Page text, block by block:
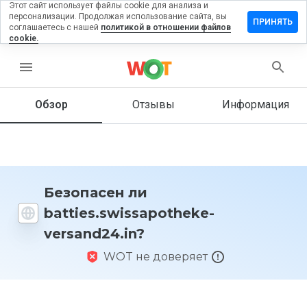
menu
Обзор Отзывы Информация
Безопасен ли
batties.swissapotheke-
versand24.in?
WOT не доверяет
отзыв на
Как бы
этот
1 до 5?
Этот сайт использует файлы cookie для анализа и
персонализации. Продолжая использование сайта, вы
соглашаетесь с нашей политикой в отношении файлов
cookie.
ПРИНЯТЬ